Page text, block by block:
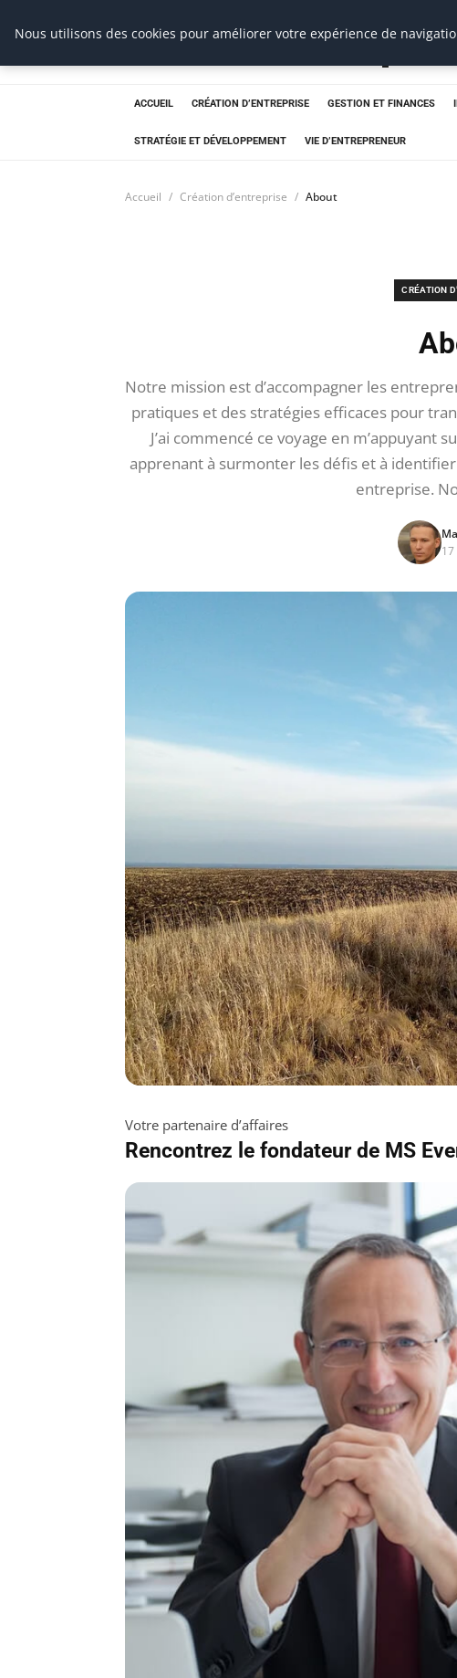
Ms Events Europe
ACCUEIL CRÉATION D’ENTREPRISE GESTION ET FINANCES
STRATÉGIE ET DÉVELOPPEMENT VIE D’ENTREPRENEUR
Accueil Création d’entreprise About
CRÉATION
Notre mission est d’accompagner les
pratiques et des stratégies efficaces pour
J’ai commencé ce voyage en m’appuyant
apprenant à surmonter les défis et à
entreprise.
17
Votre partenaire d’affaires
Rencontrez le fondateur de MS
Nous utilisons des cookies pour améliorer votre expérience de